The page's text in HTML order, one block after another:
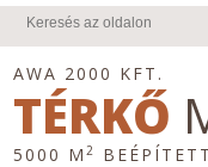
AWA 2000 KFT.
TÉRKŐ
5000 M2